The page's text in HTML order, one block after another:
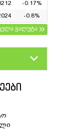
-0.17%
-0.8%
ვალუტა